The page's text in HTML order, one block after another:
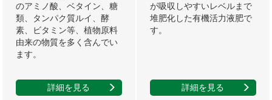
のアミノ酸、ベタイン、糖
類、タンパク質ルイ、酵
素、ビタミン等、植物原料
由来の物質を多く含んでい
ます。
詳細を見る
が吸収しやすいレベルまで
堆肥化した有機活力液肥で
す。
詳細を見る